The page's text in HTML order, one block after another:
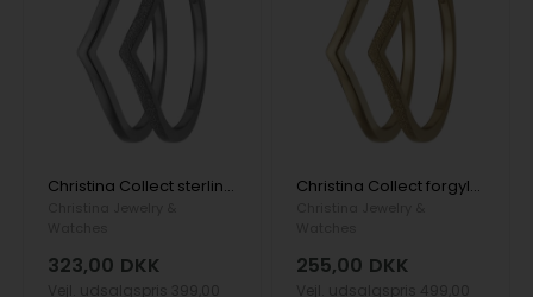
Christina Collect sterling sølv Double Mountains to enkelte ringe i elegant design og med blank og mat overflade, ring str 57
323,00 DKK
Christina Collect forgyldt sølv Double Mountains to enkelte ringe i elegant design og med blank og mat overflade, ring str 57
255,00 DKK